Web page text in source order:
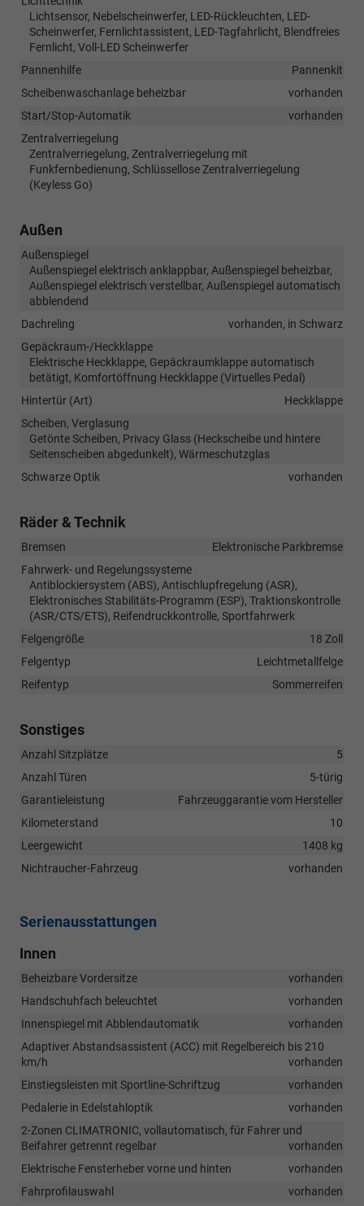
Lichtsensor, Nebelscheinwerfer, LED-Rückleuchten, LED-
Scheinwerfer, Fernlichtassistent, LED-Tagfahrlicht, Blendfreies
Fernlicht, Voll-LED Scheinwerfer
Pannenhilfe
Pannenkit
Scheibenwaschanlage beheizbar
vorhanden
Start/Stop-Automatik
vorhanden
Zentralverriegelung
Zentralverriegelung, Zentralverriegelung mit
Funkfernbedienung, Schlüssellose Zentralverriegelung
(Keyless Go)
Außen
Außenspiegel
Außenspiegel elektrisch anklappbar, Außenspiegel beheizbar,
Außenspiegel elektrisch verstellbar, Außenspiegel automatisch
abblendend
Dachreling
vorhanden, in Schwarz
Gepäckraum-/Heckklappe
Elektrische Heckklappe, Gepäckraumklappe automatisch
betätigt, Komfortöffnung Heckklappe (Virtuelles Pedal)
Hintertür (Art)
Heckklappe
Scheiben, Verglasung
Getönte Scheiben, Privacy Glass (Heckscheibe und hintere
Seitenscheiben abgedunkelt), Wärmeschutzglas
Schwarze Optik
vorhanden
Räder & Technik
Bremsen
Elektronische Parkbremse
Fahrwerk- und Regelungssysteme
Antiblockiersystem (ABS), Antischlupfregelung (ASR),
Elektronisches Stabilitäts-Programm (ESP), Traktionskontrolle
(ASR/CTS/ETS), Reifendruckkontrolle, Sportfahrwerk
Felgengröße
18 Zoll
Felgentyp
Leichtmetallfelge
Reifentyp
Sommerreifen
Sonstiges
Anzahl Sitzplätze
5
Anzahl Türen
5-türig
Garantieleistung
Fahrzeuggarantie vom Hersteller
Kilometerstand
10
Leergewicht
1408 kg
Nichtraucher-Fahrzeug
vorhanden
Serienausstattungen
Innen
Beheizbare Vordersitze
vorhanden
Handschuhfach beleuchtet
vorhanden
Innenspiegel mit Abblendautomatik
vorhanden
Adaptiver Abstandsassistent (ACC) mit Regelbereich bis 210
km/h
vorhanden
Einstiegsleisten mit Sportline-Schriftzug
vorhanden
Pedalerie in Edelstahloptik
vorhanden
2-Zonen CLIMATRONIC, vollautomatisch, für Fahrer und
Beifahrer getrennt regelbar
vorhanden
Elektrische Fensterheber vorne und hinten
vorhanden
Fahrprofilauswahl
vorhanden